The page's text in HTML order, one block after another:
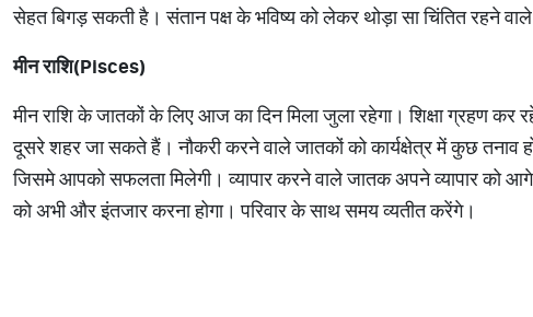
सेहत बिगड़ सकती है। संतान पक्ष के भविष्य को लेकर थोड़ा सा चिंतित रहने
मीन राशि(Pisces)
मीन राशि के जातकों के लिए आज का दिन मिला जुला रहेगा। शिक्षा ग्रहण कर
दूसरे शहर जा सकते हैं। नौकरी करने वाले जातकों को कार्यक्षेत्र में कुछ तनाव
जिसमे आपको सफलता मिलेगी। व्यापार करने वाले जातक अपने व्यापार को
को अभी और इंतजार करना होगा। परिवार के साथ समय व्यतीत करेंगे।